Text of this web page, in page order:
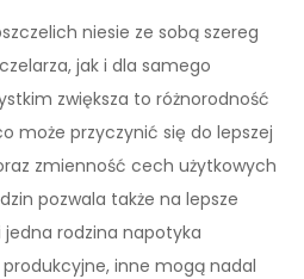
niesie ze sobą szereg
jak i dla samego
zwiększa to różnorodność
może przyczynić się do lepszej
zmienność cech użytkowych
pozwala także na lepsze
jedna rodzina napotyka
inne mogą nadal